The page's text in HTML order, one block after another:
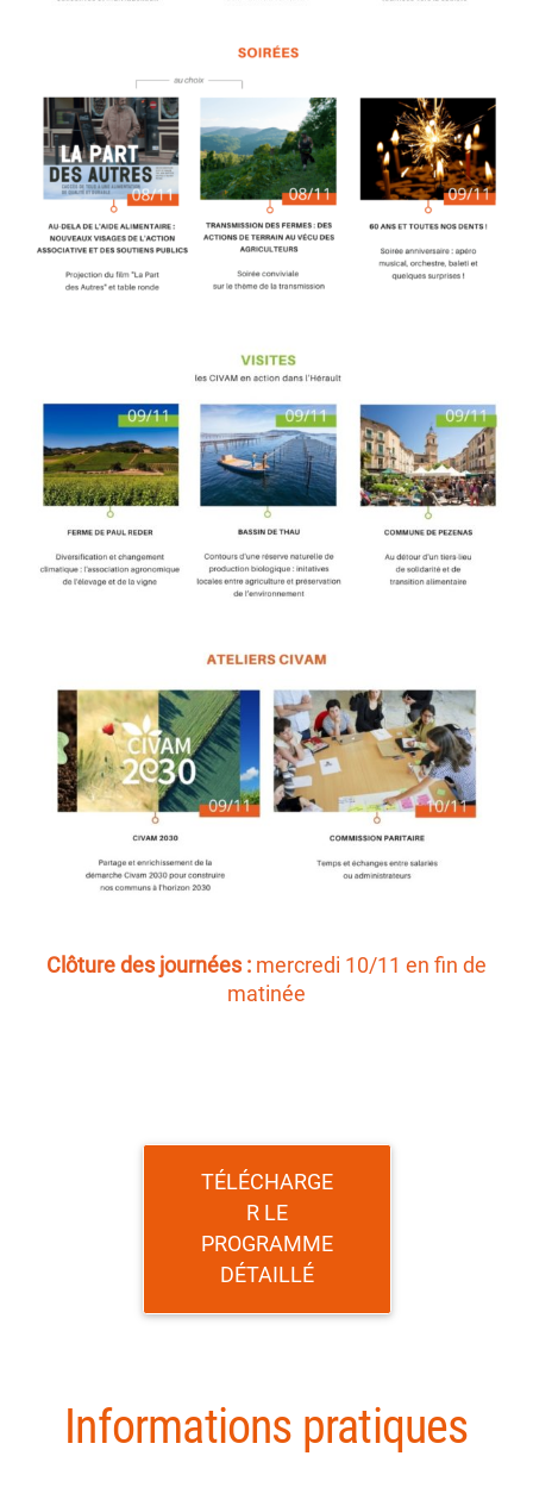
Clôturedes journées : mercredi 10/11 en fin de
matinée
TÉLÉCHARGE
R LE
PROGRAMME
DÉTAILLÉ
Informations pratiques